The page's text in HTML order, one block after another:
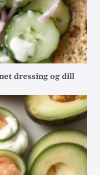
dressing og dill